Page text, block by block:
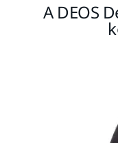
A DEOS